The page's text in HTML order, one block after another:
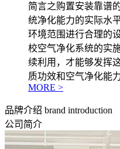
简言之购置安装靠谱
统净化能力的实际水
环境范围进行合理的
校空气净化系统的实
续利用，才能够发挥
质功效和空气净化能力
MORE >
品牌介绍 brand introduction
公司简介